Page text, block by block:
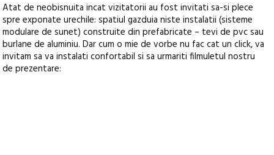
Atat de neobisnuita incat vizitatorii au fost invitati sa-si plece
spre exponate urechile: spatiul gazduia niste instalatii (sisteme
modulare de sunet) construite din prefabricate – tevi de pvc sau
burlane de aluminiu. Dar cum o mie de vorbe nu fac cat un click, va
invitam sa va instalati confortabil si sa urmariti filmuletul nostru
de prezentare: